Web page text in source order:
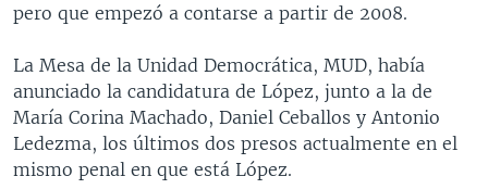
pero que empezó a contarse a partir de 2008.
La Mesa de la Unidad Democrática, MUD, había
anunciado la candidatura de López, junto a la de
María Corina Machado, Daniel Ceballos y Antonio
Ledezma, los últimos dos presos actualmente en el
mismo penal en que está López.